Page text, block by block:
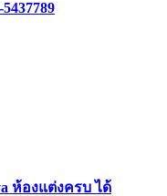
ห้องแต่งครบ ได้